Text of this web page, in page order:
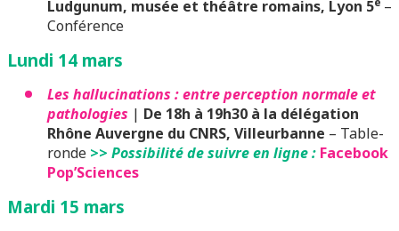
Ludgunum, musée et théâtre romains, Lyon 5 –
Conférence
Lundi 14 mars
Les hallucinations : entre perception normale et
pathologies | De 18h à 19h30 à la délégation
Rhône Auvergne du CNRS, Villeurbanne – Table-
ronde >> Possibilité de suivre en ligne : Facebook
Pop’Sciences
Mardi 15 mars